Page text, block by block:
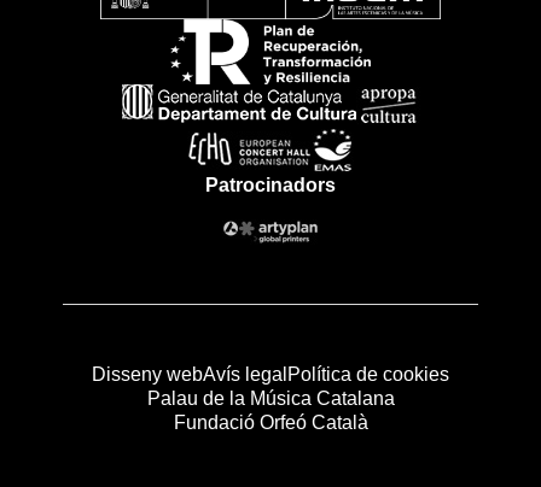
Patrocinadors
Disseny webAvís legal Política de cookies
Palau de la Música Catalana
Fundació Orfeó Català